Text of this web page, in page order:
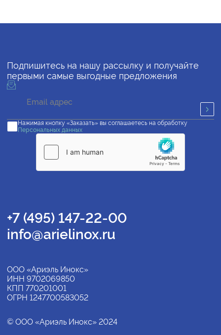
Подпишитесь на нашу рассылку и получайте
первыми самые выгодные предложения
Нажимая кнопку «Заказать» вы соглашаетесь на обработку
Персональных данных
+7 (495) 147-22-00
info@arielinox.ru
ООО «Ариэль Инокс»
ИНН 9702069850
КПП 770201001
ОГРН 1247700583052
© ООО «Ариэль Инокс» 2024